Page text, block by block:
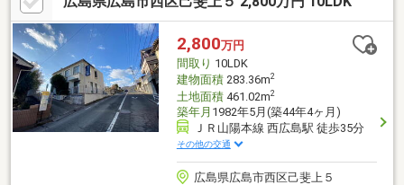
放感や住み心地を、ぜひ一度現地でご確認ください。●住宅ロー
ンのご相談承ります 【車・カードローン・リボ払い・キャッシ
ング等】の複数のローンを住宅ローンにまとめることも可能で
す。●資料請求だけでも歓迎●女性スタッフが丁寧に対応いたしま
す。
2,800万円
間取り 10LDK
建物面積283.36m2
土地面積461.02m2
築年月 1982年5月(築44年4ヶ月)
ＪＲ山陽本線 西広島駅 徒歩35分
その他の交通
広島県広島市西区己斐上５